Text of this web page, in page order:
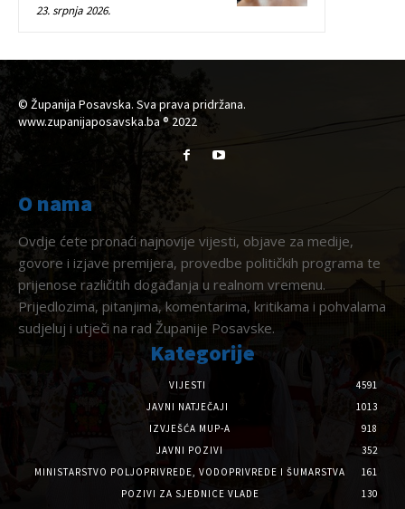
23. srpnja 2026.
© Županija Posavska. Sva prava pridržana.
www.zupanijaposavska.ba ® 2022
O nama
Ovdje ćete pronaći najnovije vijesti, objave za medije,
govore i izjave premijera, provedbe političkih programa te
prijenose različitih događanja u realnom vremenu.
Prijedlozima, pitanjima, komentarima, kritikama i pohvalama
sudjeluj i utječi na rad Županije Posavske.
Kategorije
VIJESTI
4591
JAVNI NATJEČAJI
1013
IZVJEŠĆA MUP-A
918
JAVNI POZIVI
352
MINISTARSTVO POLJOPRIVREDE, VODOPRIVREDE I ŠUMARSTVA
161
POZIVI ZA SJEDNICE VLADE
130